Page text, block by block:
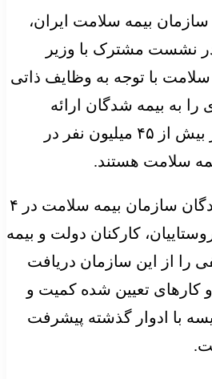
سازمان بیمه سلامت ایران،
نشست مشترک با وزیر
با توجه به وظایف ذاتی
به بیمه شدگان ارائه
می‌دهد، در حال حاضر بیش از ۴۵ میلیون نفر در
سلامت هستند.
وی ادامه داد: بیمه شدگان سازمان بیمه سلامت در ۴
کارکنان دولت و بیمه
را از این سازمان دریافت
کارهای تعیین شده کمیت و
با ادوار گذشته پیشرفت